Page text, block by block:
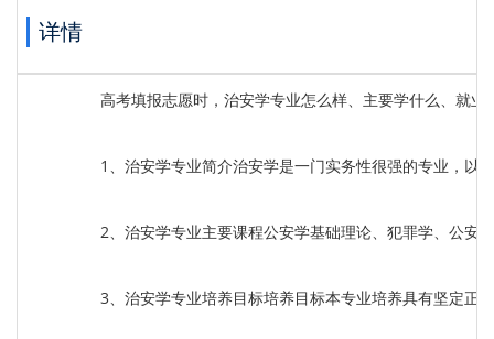
详情
高考填报志愿时，治安学专业怎么样、主要学什么、就
1、治安学专业简介治安学是一门实务性很强的专业，以
2、治安学专业主要课程公安学基础理论、犯罪学、公安
3、治安学专业培养目标培养目标本专业培养具有坚定正